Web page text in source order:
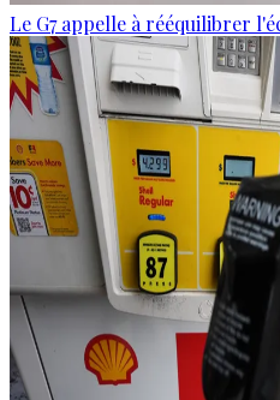
Le G7 appelle à rééquilibrer